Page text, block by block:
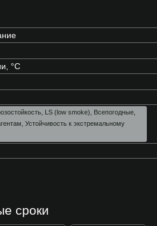
°C
LS (low smoke), Всепогодные,
Устойчивость к экстремальному
сроки